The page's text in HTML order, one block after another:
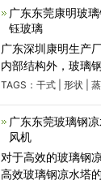
高级计算机设
广东东莞康明玻
钰玻璃
广东深圳康明生产
内部结构外，玻璃
冷却塔的形状非常
失。热量通过翅片
TAGS： 干式| 形状|
广东东莞玻璃钢
风机
对于高效的玻璃钢
高效玻璃钢凉水塔